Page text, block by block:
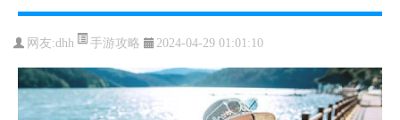
网友:dhh 手游攻略 2024-04-29 01:01:10